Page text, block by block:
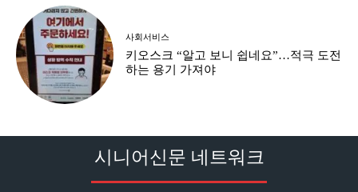
사회서비스
키오스크 “알고 보니 쉽네요”…적극 도전
하는 용기 가져야
시니어신문 네트워크